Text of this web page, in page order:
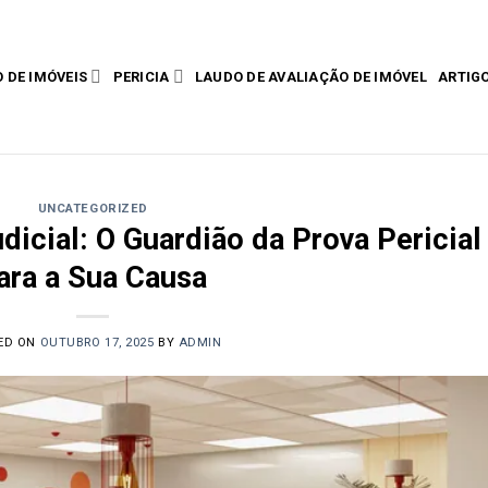
DE IMÓVEIS PERICIA LAUDO DE AVALIAÇÃO DE IMÓVEL
UNCATEGORIZED
O Guardião da Prova Pericial
a Sua Causa
ON OUTUBRO 17, 2025 BY ADMIN